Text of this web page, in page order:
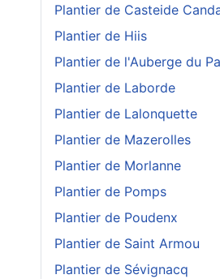
Plantier de Casteide
Plantier de Hiis
Plantier de l'Auberge du
Plantier de Laborde
Plantier de Lalonquette
Plantier de Mazerolles
Plantier de Morlanne
Plantier de Pomps
Plantier de Poudenx
Plantier de Saint Armou
Plantier de Sévignacq